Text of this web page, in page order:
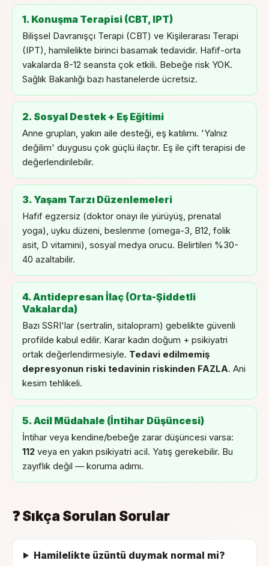
1. Konuşma Terapisi (CBT, IPT)
Bilişsel Davranışçı Terapi (CBT) ve Kişilerarası Terapi
(IPT), hamilelikte birinci basamak tedavidir. Hafif-orta
vakalarda 8-12 seansta çok etkili. Bebeğe risk YOK.
Sağlık Bakanlığı bazı hastanelerde ücretsiz.
2. Sosyal Destek + Eş Eğitimi
Anne grupları, yakın aile desteği, eş katılımı. 'Yalnız
değilim' duygusu çok güçlü ilaçtır. Eş ile çift terapisi de
değerlendirilebilir.
3. Yaşam Tarzı Düzenlemeleri
Hafif egzersiz (doktor onayı ile yürüyüş, prenatal
yoga), uyku düzeni, beslenme (omega-3, B12, folik
asit, D vitamini), sosyal medya orucu. Belirtileri %30-
40 azaltabilir.
4. Antidepresan İlaç (Orta-Şiddetli
Vakalarda)
Bazı SSRI'lar (sertralin, sitalopram) gebelikte güvenli
profilde kabul edilir. Karar kadın doğum + psikiyatri
ortak değerlendirmesiyle. Tedavi edilmemiş
depresyonun riski tedavinin riskinden FAZLA. Ani
kesim tehlikeli.
5. Acil Müdahale (İntihar Düşüncesi)
İntihar veya kendine/bebeğe zarar düşüncesi varsa:
112 veya en yakın psikiyatri acil. Yatış gerekebilir. Bu
zayıflık değil — koruma adımı.
❓ Sıkça Sorulan Sorular
Hamilelikte üzüntü duymak normal mi?